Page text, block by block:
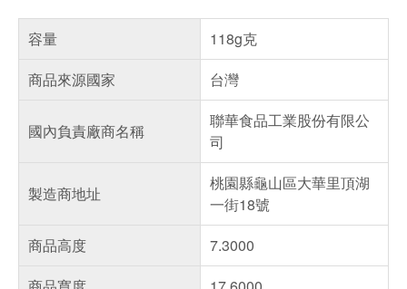
容量
118g克
商品來源國家
台灣
國內負責廠商名稱
聯華食品工業股份有限公
司
製造商地址
桃園縣龜山區大華里頂湖
一街18號
商品高度
7.3000